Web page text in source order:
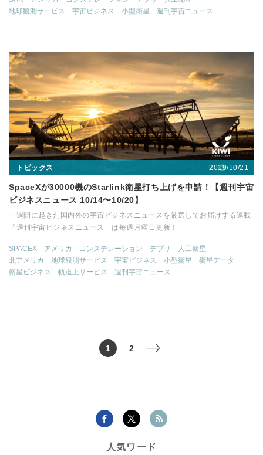
地球観測サービス
宇宙ビジネス 小型衛星 週刊宇宙ニュース
トピックス 2019/10/21
SpaceXが30000機のStarlink衛星打ち上げを申請！【週刊宇宙
ビジネスニュース 10/14〜10/20】
一週間に起きた国内外の宇宙ビジネスニュースを厳選してお届けする連載
「週刊宇宙ビジネスニュース」は毎週月曜日更新！
SPACEX アメリカ コンステレーション デブリ
人工衛星
北アメリカ
地球観測サービス 宇宙ビジネス 小型衛星
衛星データ
衛星ビジネス
軌道上サービス 週刊宇宙ニュース
1 2 >
人気ワード